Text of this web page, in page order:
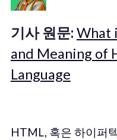
기사 원문: What
and Meaning of
Language
HTML, 혹은 하이퍼